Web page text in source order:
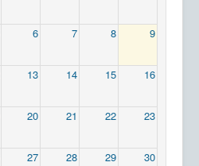
6 7 8 9
13 14 15 16
20 21 22 23
27 28 29 30